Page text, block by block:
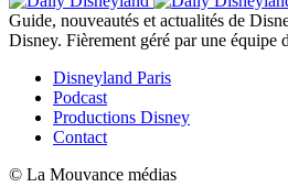
Guide, nouveautés et actualités de
Disney. Fièrement géré par une équipe
Disneyland Paris
Podcast
Productions Disney
Contact
© La Mouvance médias